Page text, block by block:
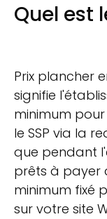
Quel est
Prix plancher
signifie
minimum
le SSP via la
que pendant
prêts à payer
minimum fixé
sur votre site